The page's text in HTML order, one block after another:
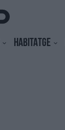
HABITATGE